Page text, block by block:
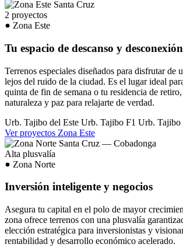
2 proyectos
Zona Este
Tu espacio de descanso y desconexión
Terrenos especiales diseñados para disfrutar de
lejos del ruido de la ciudad. Es el lugar ideal
quinta de fin de semana o tu residencia de
naturaleza y paz para relajarte de verdad.
Urb. Tajibo del Este Urb. Tajibo F1 Urb. Tajibo
Ver proyectos Zona Este
Alta plusvalía
Zona Norte
Inversión inteligente y negocios
Asegura tu capital en el polo de mayor
zona ofrece terrenos con una plusvalía
elección estratégica para inversionistas y
rentabilidad y desarrollo económico acelerado.